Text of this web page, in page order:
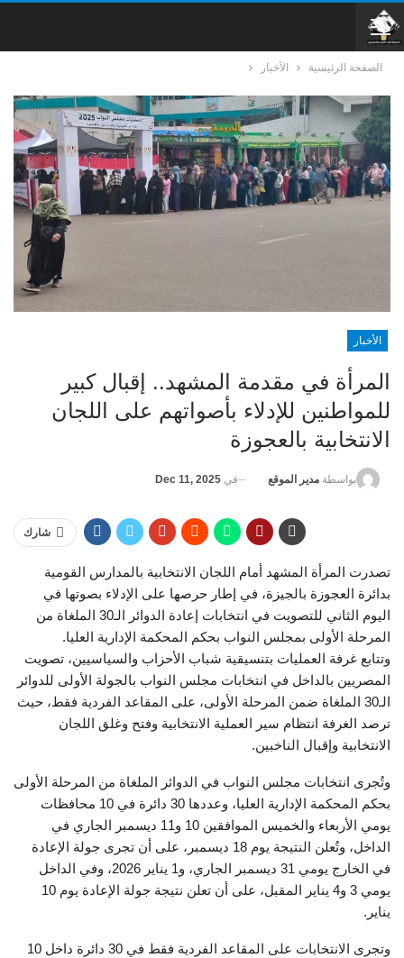
الصفحة الرئيسية الأخبار
الأخبار
المرأة في مقدمة المشهد.. إقبال كبير
للمواطنين للإدلاء بأصواتهم على اللجان
الانتخابية بالعجوزة
بواسطة مدير الموقع في Dec 11, 2025
شارك
تصدرت المرأة المشهد أمام اللجان الانتخابية بالمدارس القومية
بدائرة العجوزة بالجيزة، في إطار حرصها على الإدلاء بصوتها في
اليوم الثاني للتصويت في انتخابات إعادة الدوائر الـ30 الملغاة من
المرحلة الأولى بمجلس النواب بحكم المحكمة الإدارية العليا.
وتتابع غرفة العمليات بتنسيقية شباب الأحزاب والسياسيين، تصويت
المصريين بالداخل في انتخابات مجلس النواب بالجولة الأولى للدوائر
الـ30 الملغاة ضمن المرحلة الأولى، على المقاعد الفردية فقط، حيث
ترصد الغرفة انتظام سير العملية الانتخابية وفتح وغلق اللجان
الانتخابية وإقبال الناخبين.
وتُجرى انتخابات مجلس النواب في الدوائر الملغاة من المرحلة الأولى
بحكم المحكمة الإدارية العليا، وعددها 30 دائرة في 10 محافظات
يومي الأربعاء والخميس الموافقين 10 و11 ديسمبر الجاري في
الداخل، وتُعلن النتيجة يوم 18 ديسمبر، على أن تجرى جولة الإعادة
في الخارج يومي 31 ديسمبر الجاري، و1 يناير 2026، وفي الداخل
يومي 3 و4 يناير المقبل، على أن تعلن نتيجة جولة الإعادة يوم 10
يناير.
وتجرى الانتخابات على المقاعد الفردية فقط في 30 دائرة داخل 10